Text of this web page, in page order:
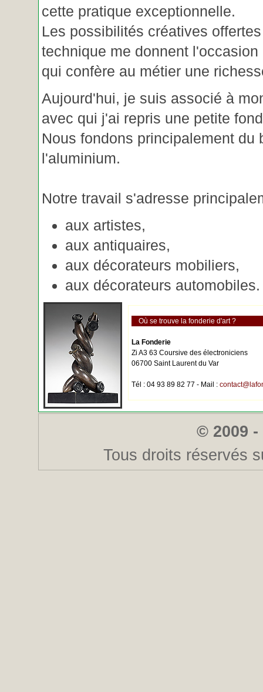
cette pratique exceptionnelle.
Les possibilités créatives
technique me donnent
qui confère au métier une
Aujourd'hui, je suis associé à
avec qui j'ai repris une petite
Nous fondons principalement
l'aluminium.
Notre travail s'adresse
aux artistes,
aux antiquaires,
aux décorateurs mobiliers,
aux décorateurs automobiles.
Où se trouve la fonderie d'art ?
La Fonderie
Zi A3 63 Coursive des électroniciens
06700 Saint Laurent du Var
Tél : 04 93 89 82 77 - Mail :
© 2009
Tous droits réservés